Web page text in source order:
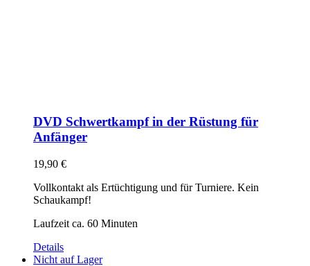
DVD Schwertkampf in der Rüstung für
Anfänger
19,90 €
Vollkontakt als Ertüchtigung und für Turniere. Kein
Schaukampf!
Laufzeit ca. 60 Minuten
Details
Nicht auf Lager